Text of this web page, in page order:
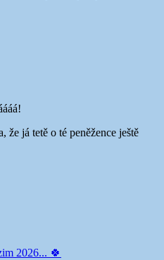
že já tetě o té peněžence ještě
2026... 🍀